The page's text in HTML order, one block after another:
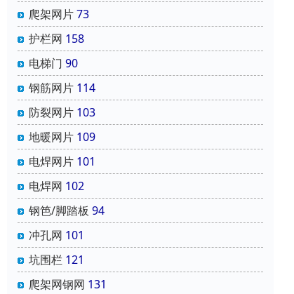
爬架网片73
护栏网 158
电梯门 90
钢筋网片 114
防裂网片 103
地暖网片 109
电焊网片 101
电焊网 102
钢笆/脚踏板 94
冲孔网 101
坑围栏 121
爬架网钢网 131